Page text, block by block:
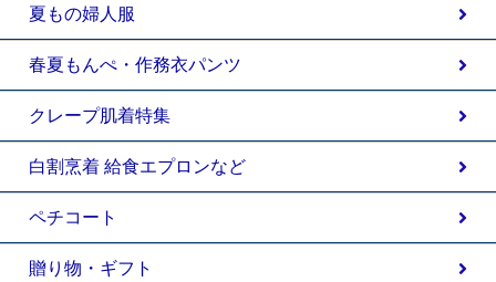
夏もの婦人服
春夏もんぺ・作務衣パンツ
クレープ肌着特集
白割烹着 給食エプロンなど
ペチコート
贈り物・ギフト